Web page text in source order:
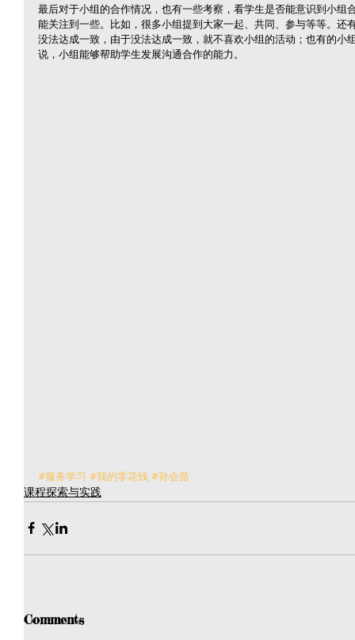
最后对于小组的合作情况，也有一些考察，看学生是否能意识到小组
能关注到一些。比如，很多小组提到大家一起、共同、参与等等。还
没法达成一致，由于没法达成一致，就不喜欢小组的活动；也有的小
说，小组能够帮助学生发展沟通合作的能力。
#服务学习 #我的零花钱 #孙会苗
课程探索与实践
Comments